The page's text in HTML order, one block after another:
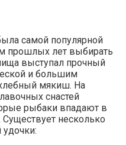
самой популярной
прошлых лет выбирать
выступал прочный
и большим
мякиш. На
снастей
рыбаки впадают в
Существует несколько